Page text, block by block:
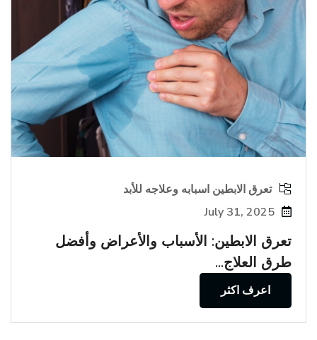
تعرق الابطين اسبابه وعلاجه للأبد
July 31, 2025
تعرق الابطين: الأسباب والأعراض وأفضل
طرق العلاج...
اعرف اكثر